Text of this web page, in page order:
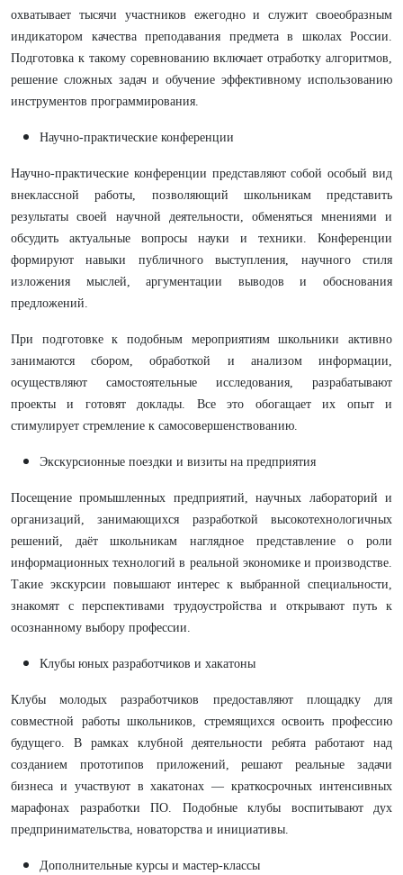
охватывает тысячи участников ежегодно и служит своеобразным
индикатором качества преподавания предмета в школах России.
Подготовка к такому соревнованию включает отработку алгоритмов,
решение сложных задач и обучение эффективному использованию
инструментов программирования.
Научно-практические конференции
Научно-практические конференции представляют собой особый вид
внеклассной работы, позволяющий школьникам представить
результаты своей научной деятельности, обменяться мнениями и
обсудить актуальные вопросы науки и техники. Конференции
формируют навыки публичного выступления, научного стиля
изложения мыслей, аргументации выводов и обоснования
предложений.
При подготовке к подобным мероприятиям школьники активно
занимаются сбором, обработкой и анализом информации,
осуществляют самостоятельные исследования, разрабатывают
проекты и готовят доклады. Все это обогащает их опыт и
стимулирует стремление к самосовершенствованию.
Экскурсионные поездки и визиты на предприятия
Посещение промышленных предприятий, научных лабораторий и
организаций, занимающихся разработкой высокотехнологичных
решений, даёт школьникам наглядное представление о роли
информационных технологий в реальной экономике и производстве.
Такие экскурсии повышают интерес к выбранной специальности,
знакомят с перспективами трудоустройства и открывают путь к
осознанному выбору профессии.
Клубы юных разработчиков и хакатоны
Клубы молодых разработчиков предоставляют площадку для
совместной работы школьников, стремящихся освоить профессию
будущего. В рамках клубной деятельности ребята работают над
созданием прототипов приложений, решают реальные задачи
бизнеса и участвуют в хакатонах — краткосрочных интенсивных
марафонах разработки ПО. Подобные клубы воспитывают дух
предпринимательства, новаторства и инициативы.
Дополнительные курсы и мастер-классы